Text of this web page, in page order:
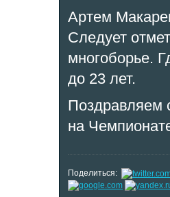
Артем
Следует
многоборье.
до 23 лет.
Поздравляем
на
Поделиться: